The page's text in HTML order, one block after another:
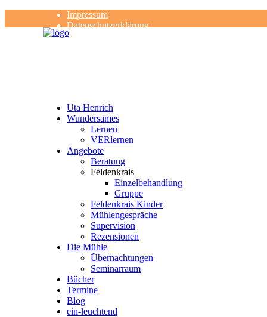
Impressum
Datenschutzerklärung
Kontakt
Uta Henrich
Wundersames
Lernen
VERlernen
Angebote
Beratung
Feldenkrais
Einzelbehandlung
Gruppe
Feldenkrais Kinder
Mühlengespräche
Supervision
Rezensionen
Die Mühle
Übernachtungen
Seminarraum
Bücher
Termine
Blog
ein-leuchtend